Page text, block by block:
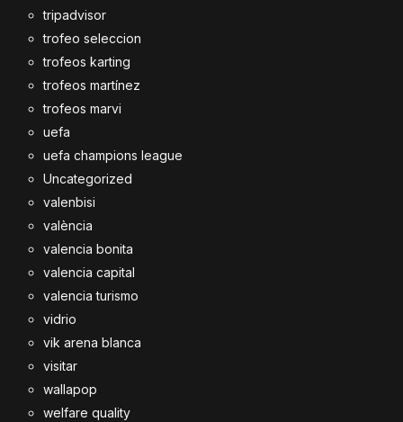
tripadvisor
trofeo seleccion
trofeos karting
trofeos martínez
trofeos marvi
uefa
uefa champions league
Uncategorized
valenbisi
valència
valencia bonita
valencia capital
valencia turismo
vidrio
vik arena blanca
visitar
wallapop
welfare quality